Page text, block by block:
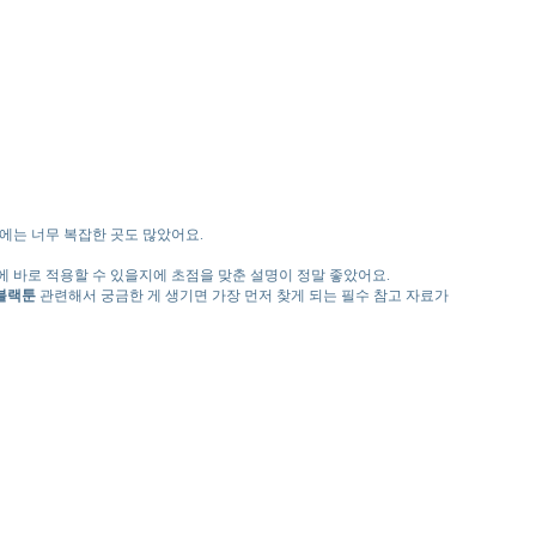
는 너무 복잡한 곳도 많았어요.
바로 적용할 수 있을지에 초점을 맞춘 설명이 정말 좋았어요.
랙툰관련해서 궁금한 게 생기면 가장 먼저 찾게 되는 필수 참고 자료가